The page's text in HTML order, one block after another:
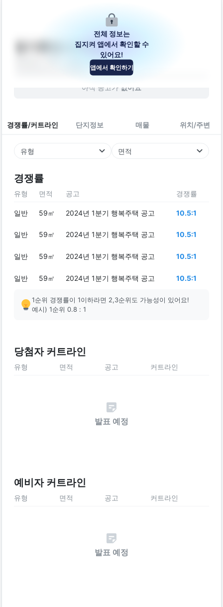
평거휴먼시아4단지
경상남도 진주시 새평거로 75
아직 공고가 없어요
경쟁률/커트라인 단지정보 매물 위치/주변
유형 면적
경쟁률
전체 정보는
집지켜 앱에서 확인할 수
있어요!
앱에서 확인하기
유형 면적 공고 경쟁률
일반 59㎡ 2024년 1분기 행복주택 공고 10.5:1
일반 59㎡ 2024년 1분기 행복주택 공고 10.5:1
일반 59㎡ 2024년 1분기 행복주택 공고 10.5:1
일반 59㎡ 2024년 1분기 행복주택 공고 10.5:1
1순위 경쟁률이 1이하라면 2,3순위도 가능성이 있어요!
예시) 1순위 0.8 : 1
당첨자 커트라인
유형 면적 공고 커트라인
발표 예정
예비자 커트라인
유형 면적 공고 커트라인
발표 예정